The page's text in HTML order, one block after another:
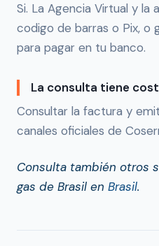
Si. La Agencia Virtual y
codigo de barras o Pix, o
para pagar en tu banco.
La consulta tiene
Consultar la factura y
canales oficiales de
Consulta también otros
gas de Brasil en Brasil.